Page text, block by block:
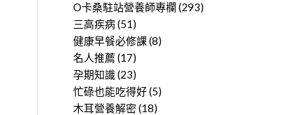
O卡桑駐站營養師專欄 (293)
三高疾病(51)
健康早餐必修課(8)
名人推薦 (17)
孕期知識(23)
忙碌也能吃得好(5)
木耳營養解密(18)